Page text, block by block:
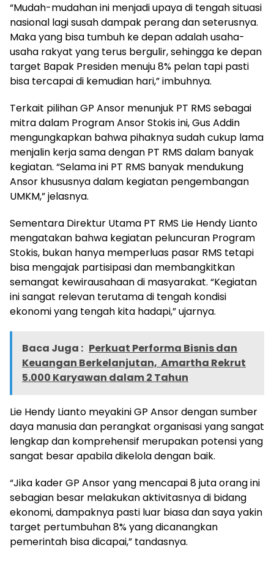
“Mudah-mudahan ini menjadi upaya di tengah situasi
nasional lagi susah dampak perang dan seterusnya.
Maka yang bisa tumbuh ke depan adalah usaha-
usaha rakyat yang terus bergulir, sehingga ke depan
target Bapak Presiden menuju 8% pelan tapi pasti
bisa tercapai di kemudian hari,” imbuhnya.
Terkait pilihan GP Ansor menunjuk PT RMS sebagai
mitra dalam Program Ansor Stokis ini, Gus Addin
mengungkapkan bahwa pihaknya sudah cukup lama
menjalin kerja sama dengan PT RMS dalam banyak
kegiatan. “Selama ini PT RMS banyak mendukung
Ansor khususnya dalam kegiatan pengembangan
UMKM,” jelasnya.
Sementara Direktur Utama PT RMS Lie Hendy Lianto
mengatakan bahwa kegiatan peluncuran Program
Stokis, bukan hanya memperluas pasar RMS tetapi
bisa mengajak partisipasi dan membangkitkan
semangat kewirausahaan di masyarakat. “Kegiatan
ini sangat relevan terutama di tengah kondisi
ekonomi yang tengah kita hadapi,” ujarnya.
Baca Juga : Perkuat Performa Bisnis dan
Keuangan Berkelanjutan, Amartha Rekrut
5.000 Karyawan dalam 2 Tahun
Lie Hendy Lianto meyakini GP Ansor dengan sumber
daya manusia dan perangkat organisasi yang sangat
lengkap dan komprehensif merupakan potensi yang
sangat besar apabila dikelola dengan baik.
“Jika kader GP Ansor yang mencapai 8 juta orang ini
sebagian besar melakukan aktivitasnya di bidang
ekonomi, dampaknya pasti luar biasa dan saya yakin
target pertumbuhan 8% yang dicanangkan
pemerintah bisa dicapai,” tandasnya.